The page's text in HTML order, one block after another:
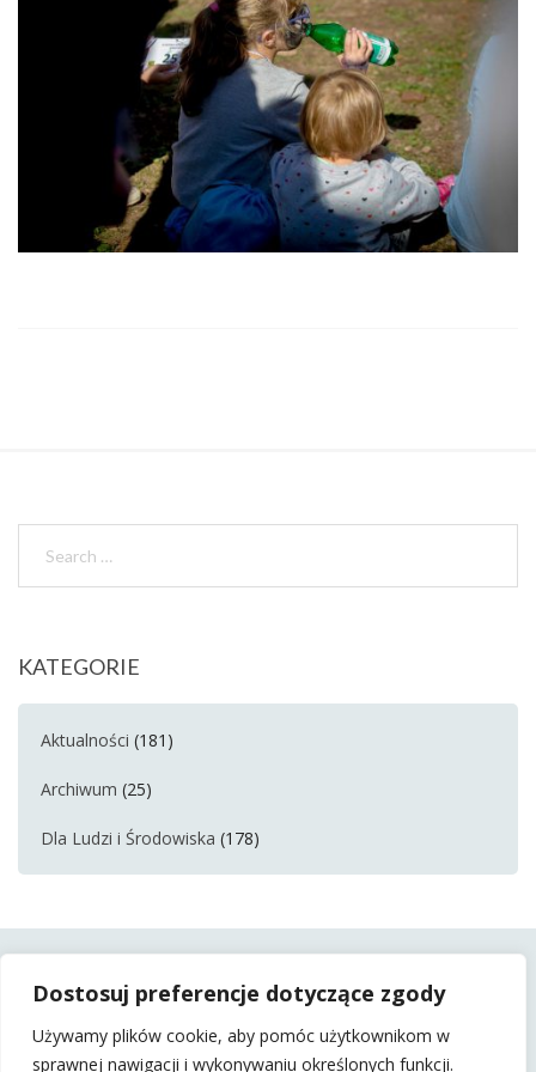
Dostosuj preferencje dotyczące zgody
Używamy plików cookie, aby pomóc użytkownikom w
sprawnej nawigacji i wykonywaniu określonych funkcji.
KATEGORIE
Aktualności (181)
Archiwum (25)
Dla Ludzi i Środowiska (178)